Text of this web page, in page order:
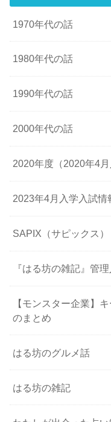
1970年代の話
1980年代の話
1990年代の話
2000年代の話
2020年度（2020年4
2023年4月入学入試情
SAPIX（サピックス
『はる坊の雑記』管
【モンスター企業】
のまとめ
はる坊のグルメ話
はる坊の雑記